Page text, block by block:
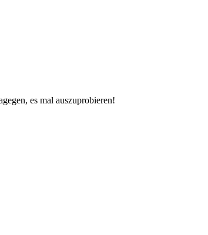
es mal auszuprobieren!